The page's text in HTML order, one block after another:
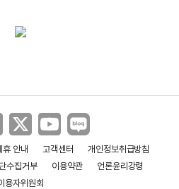
휴 안내 고객센터
개인정보취급방침
수집거부 이용약관
언론윤리강령
용자위원회